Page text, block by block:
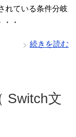
れている条件分岐
・
続きを読む
Switch文